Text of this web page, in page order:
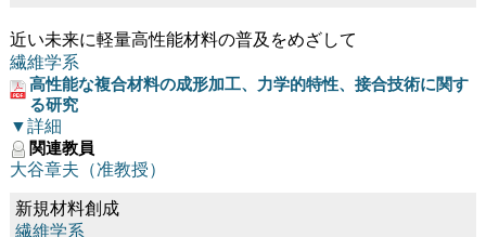
近い未来に軽量高性能材料の普及をめざして
繊維学系
高性能な複合材料の成形加工、力学的特性、接合技術に関す
る研究
▼詳細
関連教員
大谷章夫（准教授）
新規材料創成
繊維学系